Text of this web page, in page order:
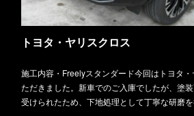
トヨタ・ヤリスクロス
施工内容・Freelyスタンダード今回はトヨタ
ただきました。新車でのご入庫でしたが、塗
受けられたため、下地処理として丁寧な研磨